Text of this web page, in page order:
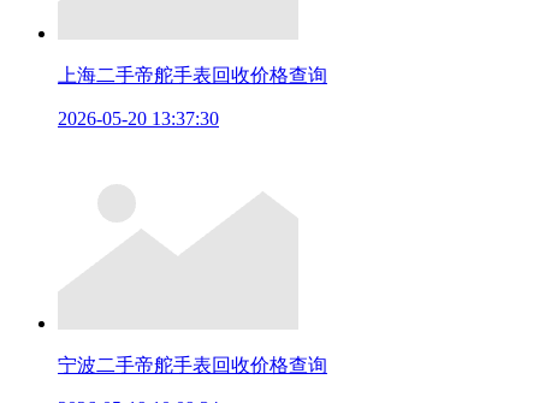
上海二手帝舵手表回收价格查询
2026-05-20 13:37:30
宁波二手帝舵手表回收价格查询